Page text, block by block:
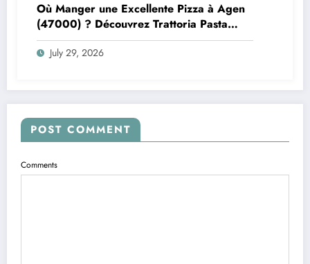
Où Manger une Excellente Pizza à Agen
(47000) ? Découvrez Trattoria Pasta
Pizza Brax
July 29, 2026
POST COMMENT
Comments